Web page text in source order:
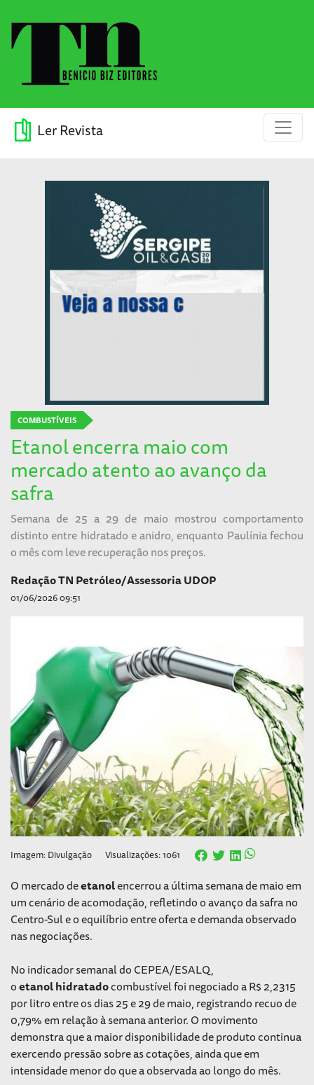
Ler Revista
COMBUSTÍVEIS
Etanol encerra maio com
mercado atento ao avanço da
safra
Semana de 25 a 29 de maio mostrou comportamento
distinto entre hidratado e anidro, enquanto Paulínia fechou
o mês com leve recuperação nos preços.
Redação TN Petróleo/Assessoria UDOP
01/06/2026 09:51
Imagem: Divulgação Visualizações: 1061
O mercado deetanolencerrou a última semana de maio em
um cenário de acomodação, refletindo o avanço da safra no
Centro-Sul e o equilíbrio entre oferta e demanda observado
nas negociações.
No indicador semanal do CEPEA/ESALQ,
oetanolhidratadocombustível foi negociado a R$ 2,2315
por litro entre os dias 25 e 29 de maio, registrando recuo de
0,79% em relação à semana anterior. O movimento
demonstra que a maior disponibilidade de produto continua
exercendo pressão sobre as cotações, ainda que em
intensidade menor do que a observada ao longo do mês.